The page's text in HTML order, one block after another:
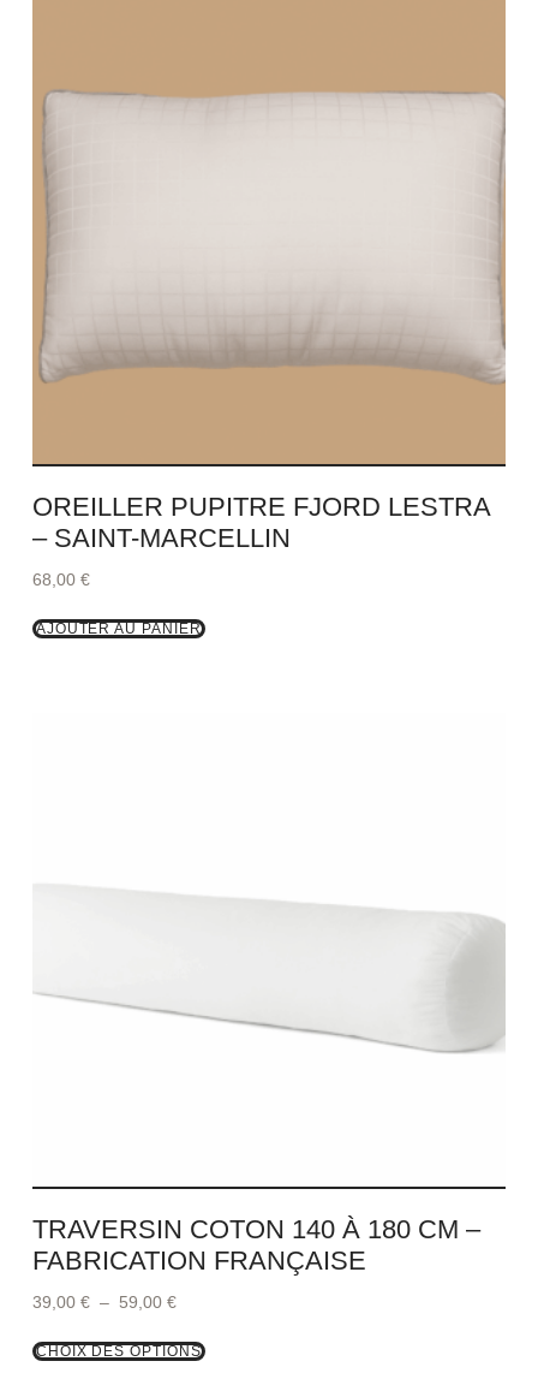
OREILLER PUPITRE FJORD LESTRA
– SAINT-MARCELLIN
68,00 €
AJOUTER AU PANIER
TRAVERSIN COTON 140 À 180 CM –
FABRICATION FRANÇAISE
39,00 € – 59,00 €
CHOIX DES OPTIONS